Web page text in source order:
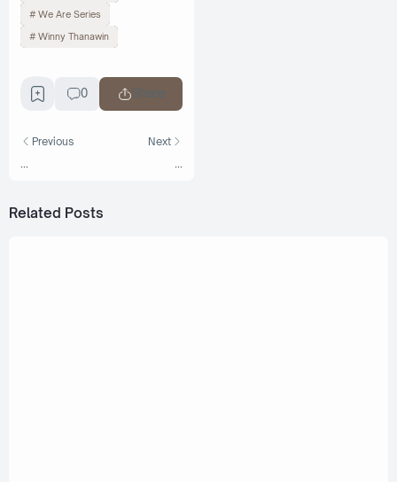
We Are Series
Winny Thanawin
0 Share
Previous Next
Related Posts